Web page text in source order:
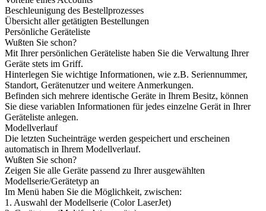
Beschleunigung des Bestellprozesses
Übersicht aller getätigten Bestellungen
Persönliche Geräteliste
Wußten Sie schon?
Mit Ihrer persönlichen Geräteliste haben Sie die Verwaltung Ihrer
Geräte stets im Griff.
Hinterlegen Sie wichtige Informationen, wie z.B. Seriennummer,
Standort, Gerätenutzer und weitere Anmerkungen.
Befinden sich mehrere identische Geräte in Ihrem Besitz, können
Sie diese variablen Informationen für jedes einzelne Gerät in Ihrer
Geräteliste anlegen.
Modellverlauf
Die letzten Sucheinträge werden gespeichert und erscheinen
automatisch in Ihrem Modellverlauf.
Wußten Sie schon?
Zeigen Sie alle Geräte passend zu Ihrer ausgewählten
Modellserie/Gerätetyp an
Im Menü haben Sie die Möglichkeit, zwischen:
1. Auswahl der Modellserie (Color LaserJet)